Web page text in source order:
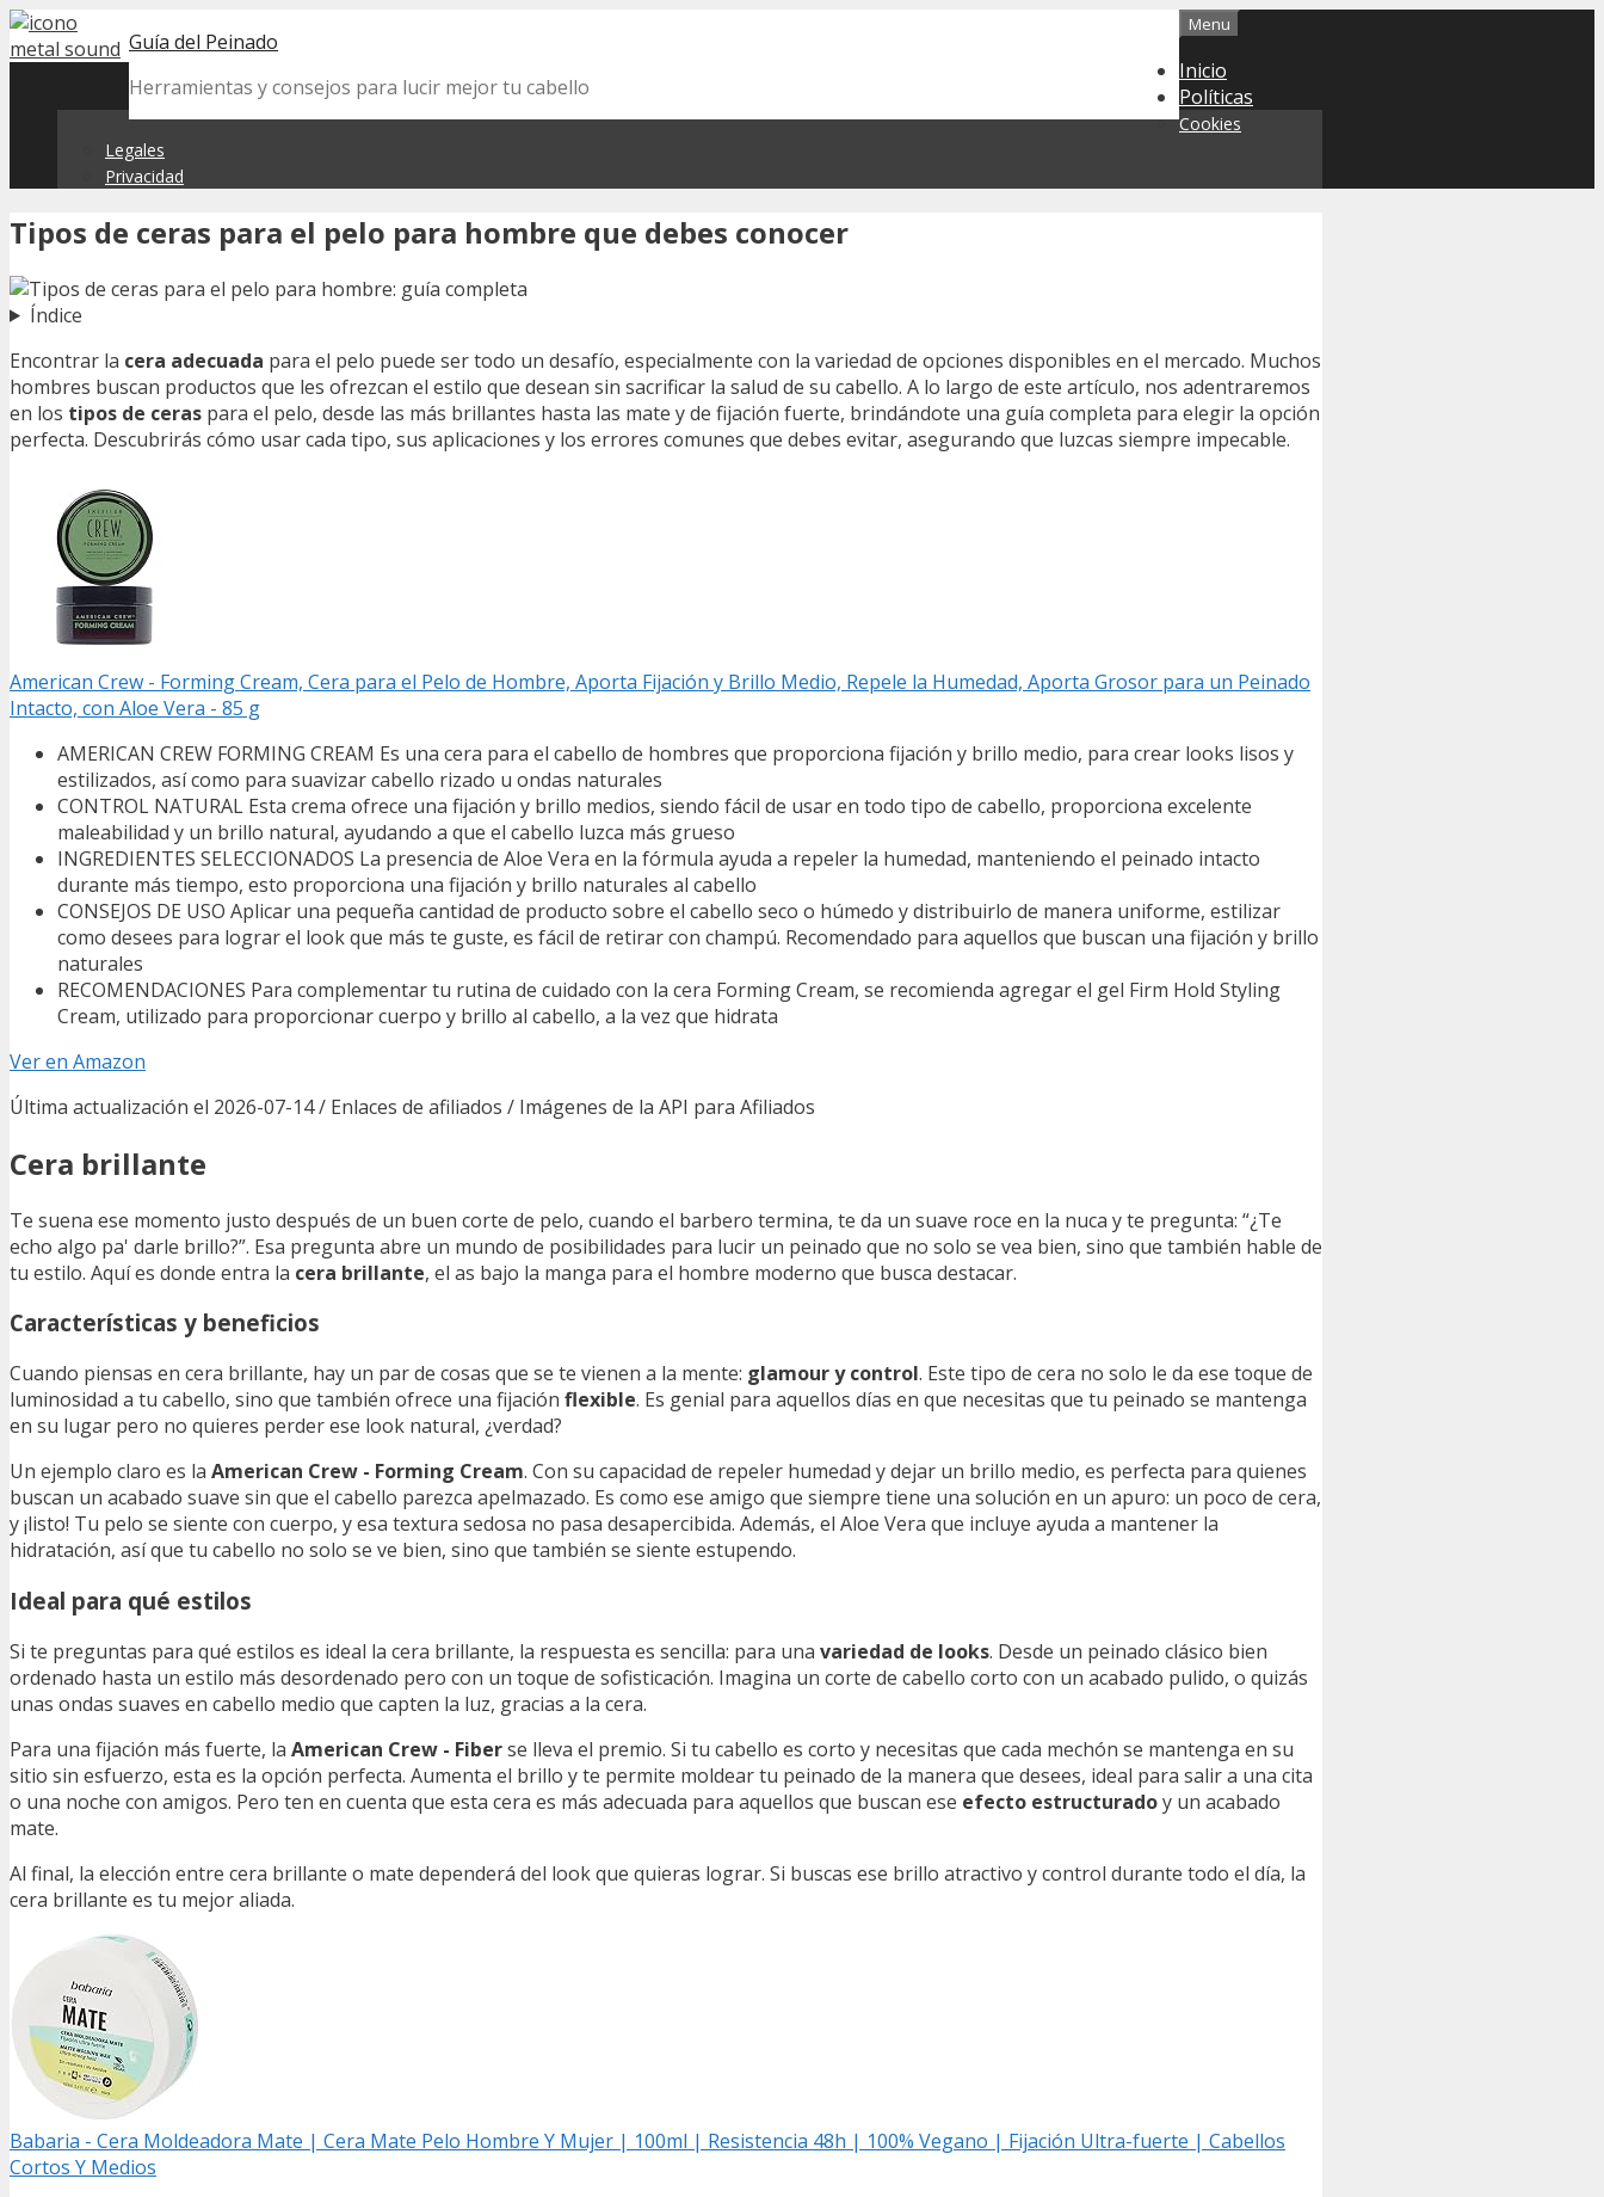
Skip
to
Guía del Peinado
Herramientas y consejos para lucir mejor tu cabello
Menu
Inicio
Políticas
Cookies
Legales
Privacidad
Tipos de ceras para el pelo para hombre que debes conocer
Índice
Encontrar la cera adecuada para el pelo puede ser todo un desafío, especialmente con la variedad de opciones disponibles en el mercado. Muchos
hombres buscan productos que les ofrezcan el estilo que desean sin sacrificar la salud de su cabello. A lo largo de este artículo, nos adentraremos
en los tipos de ceras para el pelo, desde las más brillantes hasta las mate y de fijación fuerte, brindándote una guía completa para elegir la opción
perfecta. Descubrirás cómo usar cada tipo, sus aplicaciones y los errores comunes que debes evitar, asegurando que luzcas siempre impecable.
American Crew - Forming Cream, Cera para el Pelo de Hombre, Aporta Fijación y Brillo Medio, Repele la Humedad, Aporta Grosor para un Peinado
Intacto, con Aloe Vera - 85 g
AMERICAN CREW FORMING CREAM Es una cera para el cabello de hombres que proporciona fijación y brillo medio, para crear looks lisos y
estilizados, así como para suavizar cabello rizado u ondas naturales
CONTROL NATURAL Esta crema ofrece una fijación y brillo medios, siendo fácil de usar en todo tipo de cabello, proporciona excelente
maleabilidad y un brillo natural, ayudando a que el cabello luzca más grueso
INGREDIENTES SELECCIONADOS La presencia de Aloe Vera en la fórmula ayuda a repeler la humedad, manteniendo el peinado intacto
durante más tiempo, esto proporciona una fijación y brillo naturales al cabello
CONSEJOS DE USO Aplicar una pequeña cantidad de producto sobre el cabello seco o húmedo y distribuirlo de manera uniforme, estilizar
como desees para lograr el look que más te guste, es fácil de retirar con champú. Recomendado para aquellos que buscan una fijación y brillo
naturales
RECOMENDACIONES Para complementar tu rutina de cuidado con la cera Forming Cream, se recomienda agregar el gel Firm Hold Styling
Cream, utilizado para proporcionar cuerpo y brillo al cabello, a la vez que hidrata
Ver en Amazon
Última actualización el 2026-07-14 / Enlaces de afiliados / Imágenes de la API para Afiliados
Cera brillante
Te suena ese momento justo después de un buen corte de pelo, cuando el barbero termina, te da un suave roce en la nuca y te pregunta: “¿Te
echo algo pa' darle brillo?”. Esa pregunta abre un mundo de posibilidades para lucir un peinado que no solo se vea bien, sino que también hable de
tu estilo. Aquí es donde entra la cera brillante, el as bajo la manga para el hombre moderno que busca destacar.
Características y beneficios
Cuando piensas en cera brillante, hay un par de cosas que se te vienen a la mente: glamour y control. Este tipo de cera no solo le da ese toque de
luminosidad a tu cabello, sino que también ofrece una fijación flexible. Es genial para aquellos días en que necesitas que tu peinado se mantenga
en su lugar pero no quieres perder ese look natural, ¿verdad?
Un ejemplo claro es la American Crew - Forming Cream. Con su capacidad de repeler humedad y dejar un brillo medio, es perfecta para quienes
buscan un acabado suave sin que el cabello parezca apelmazado. Es como ese amigo que siempre tiene una solución en un apuro: un poco de cera,
y ¡listo! Tu pelo se siente con cuerpo, y esa textura sedosa no pasa desapercibida. Además, el Aloe Vera que incluye ayuda a mantener la
hidratación, así que tu cabello no solo se ve bien, sino que también se siente estupendo.
Ideal para qué estilos
Si te preguntas para qué estilos es ideal la cera brillante, la respuesta es sencilla: para una variedad de looks. Desde un peinado clásico bien
ordenado hasta un estilo más desordenado pero con un toque de sofisticación. Imagina un corte de cabello corto con un acabado pulido, o quizás
unas ondas suaves en cabello medio que capten la luz, gracias a la cera.
Para una fijación más fuerte, la American Crew - Fiberse lleva el premio. Si tu cabello es corto y necesitas que cada mechón se mantenga en su
sitio sin esfuerzo, esta es la opción perfecta. Aumenta el brillo y te permite moldear tu peinado de la manera que desees, ideal para salir a una cita
o una noche con amigos. Pero ten en cuenta que esta cera es más adecuada para aquellos que buscan ese efecto estructuradoy un acabado
mate.
Al final, la elección entre cera brillante o mate dependerá del look que quieras lograr. Si buscas ese brillo atractivo y control durante todo el día, la
cera brillante es tu mejor aliada.
Babaria - Cera Moldeadora Mate | Cera Mate Pelo Hombre Y Mujer | 100ml | Resistencia 48h | 100% Vegano | Fijación Ultra-fuerte | Cabellos
Cortos Y Medios